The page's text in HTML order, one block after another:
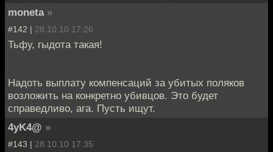
moneta »
#142 | 28.10.10 17:26
Тьфу, гыдота такая!
Надоть выплату компенсаций за убитых поляков
возложить на конкретно убивцов. Это будет
справедливо, ага. Пусть ищут.
4yK4@ »
#143 | 28.10.10 17:35